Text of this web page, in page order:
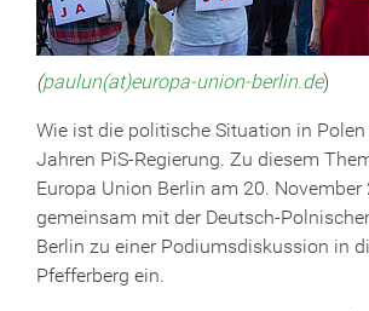
(paulun(at)europa-union-berlin.de)
Wie ist die politische Situation in
Jahren PiS-Regierung. Zu diesem
Europa Union Berlin am 20. November
gemeinsam mit der Deutsch-
Berlin zu einer Podiumsdiskussion in
Pfefferberg ein.